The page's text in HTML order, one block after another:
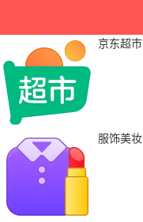
京东超市
服饰美妆